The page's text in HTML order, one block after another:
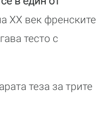
ХХ век френските
тесто с
теза за трите